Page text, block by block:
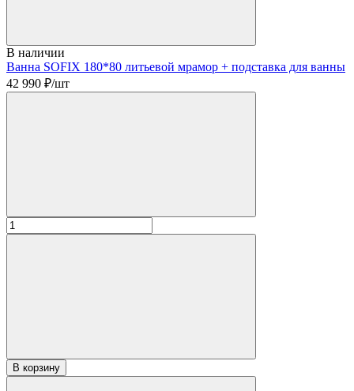
В наличии
Ванна SOFIX 180*80 литьевой мрамор + подставка для ванны
42 990 ₽/шт
В корзину